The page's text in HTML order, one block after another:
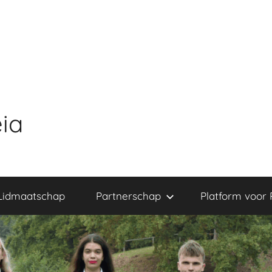
Partnerschap Platform voor